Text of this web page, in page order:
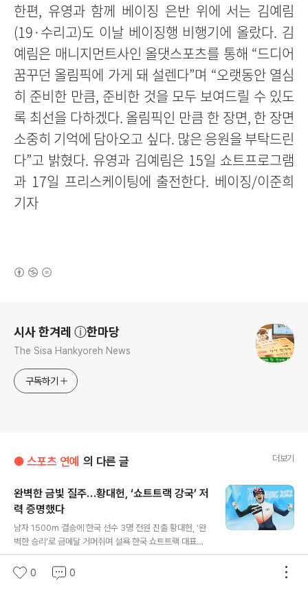
한편, 유영과 함께 베이징 은반 위에 서는 김예림
(19·수리고)도 이날 베이징행 비행기에 올랐다. 김
예림은 매니지먼트사인 올댓스포츠를 통해 “드디어
꿈꾸던 올림픽에 가게 돼 설렌다”며 “오랫동안 열심
히 준비한 만큼, 준비한 것을 모두 보여드릴 수 있도
록 최선을 다하겠다. 올림픽인 만큼 한 장면, 한 장면
소중히 기억에 담아오고 싶다. 많은 응원을 부탁드린
다”고 밝혔다. 유영과 김예림은 15일 쇼트프로그램
과 17일 프리스케이팅에 출전한다. 베이징/이준희
기자
시사 한겨레 ⓘ한마당
The Sisa Hankyoreh News
구독하기
● 스포츠 연예 의 다른 글 더보기
완벽한 금빛 질주…황대헌, ‘쇼트트랙 강국’ 저
력 증명했다
남자 1500m 결승에 한국 선수 3명 전원 진출 황대헌, ‘완
벽한 승리’로 금메달 거머쥐며 설욕 한국 쇼트트랙 대표팀
황대헌이 9일 오후 중국 베이징 서우두체육관에서 열린 2
022 베이징겨울올림픽 쇼트트랙 남자 1500m 결승에서
금메달을 획득한 후 태극기를 흔들고 있다. 베이징/연합뉴
0 0 2022. 2. 10.
0 0